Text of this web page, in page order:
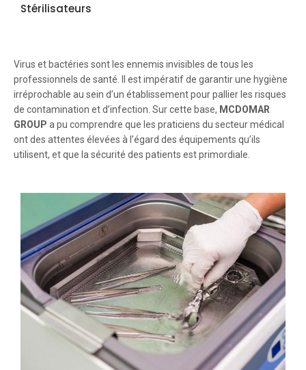
Stérilisateurs
Virus et bactéries sont les ennemis invisibles de tous les
professionnels de santé. Il est impératif de garantir une hygiène
irréprochable au sein d’un établissement pour pallier les risques
de contamination et d’infection. Sur cette base, MCDOMAR
GROUP a pu comprendre que les praticiens du secteur médical
ont des attentes élevées à l’égard des équipements qu’ils
utilisent, et que la sécurité des patients est primordiale.